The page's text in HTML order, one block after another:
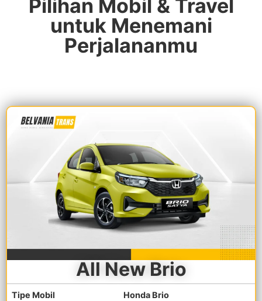
Pilihan Mobil & Travel
untuk Menemani
Perjalananmu
All New Brio